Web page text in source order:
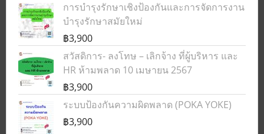
การบำรุงรักษาเชิงป้องกันและการจัดการงาน
บำรุงรักษาสมัยใหม่
฿3,900
สวัสดิการ- ลงโทษ – เลิกจ้าง ที่ผู้บริหาร และ
HR ห้ามพลาด 10 เมษายน 2567
฿3,900
ระบบป้องกันความผิดพลาด (POKA YOKE)
฿3,900